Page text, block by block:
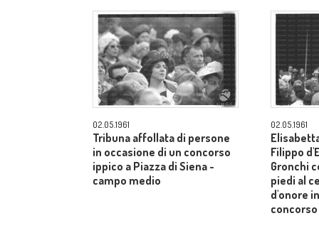
02.05.1961
Tribuna affollata di persone
in occasione di un concorso
ippico a Piazza di Siena -
campo medio
02.05.1961
Filippo
Gronchi
piedi al
d'onore